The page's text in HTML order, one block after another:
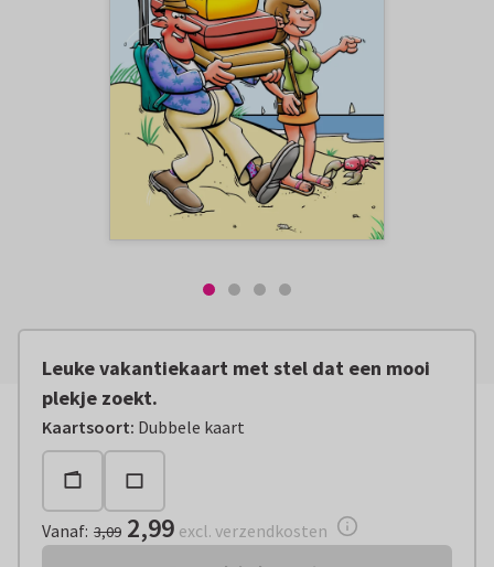
Leuke vakantiekaart met stel dat een mooi
plekje zoekt.
Kaartsoort: Dubbele kaart
Vanaf: € 2,99 excl. verzendkosten
Vanaf: 3,09 2,99 excl. verzendkosten